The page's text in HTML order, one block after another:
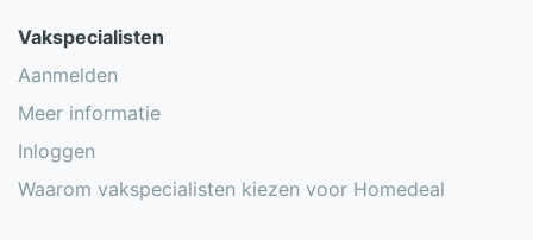
Vakspecialisten
Aanmelden
Meer informatie
Inloggen
Waarom vakspecialisten kiezen voor Homedeal